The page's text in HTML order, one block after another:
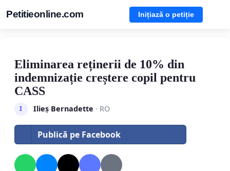
Petitieonline.com Inițiază o petiție
Eliminarea reținerii de 10% din
indemnizație creștere copil pentru
CASS
I Ilieș Bernadette · RO
Publică pe Facebook